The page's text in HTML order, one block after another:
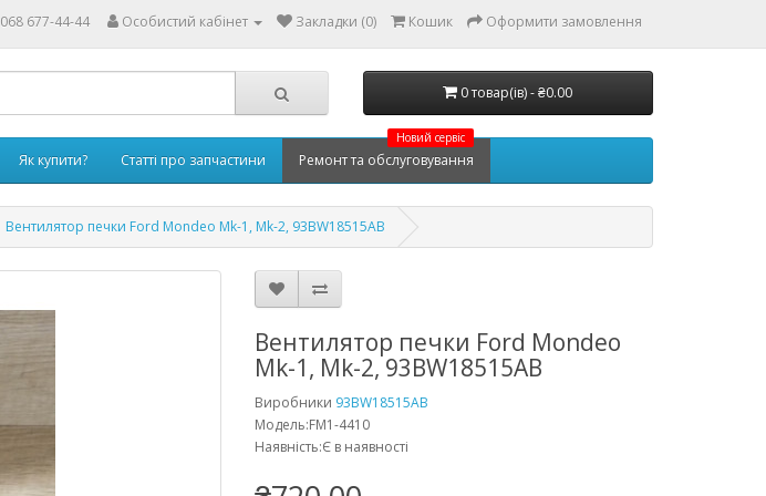
068 677-44-44 Особистий кабінет Закладки (0) Кошик Оформити замовлення
0 товар(ів) - ₴0.00
Як купити? Статті про запчастини
Новий сервіс
Ремонт та обслуговування
Вентилятор печки Ford Mondeo Mk-1, Mk-2, 93BW18515AB
Вентилятор печки Ford Mondeo
Mk-1, Mk-2, 93BW18515AB
Виробники 93BW18515AB
Модель:FM1-4410
Наявність:Є в наявності